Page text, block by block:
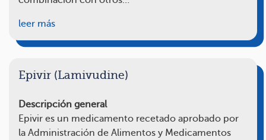
leer más
Epivir (Lamivudine)
Descripción general
Epivir es un medicamento recetado aprobado por
la Administración de Alimentos y Medicamentos